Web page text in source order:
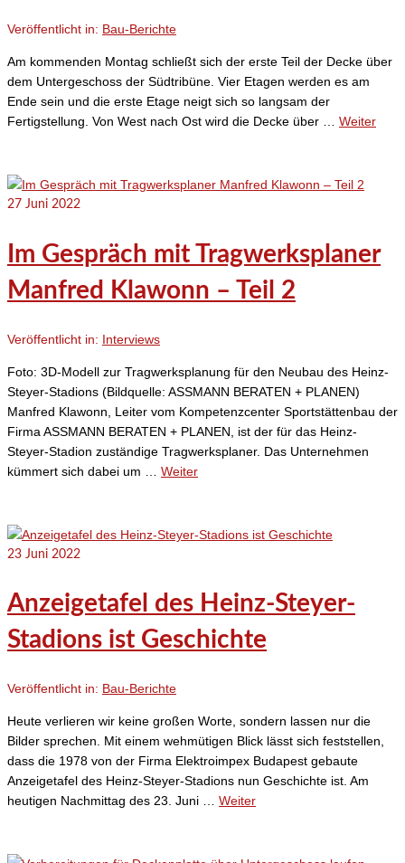
Veröffentlicht in: Bau-Berichte
Am kommenden Montag schließt sich der erste Teil der Decke über
dem Untergeschoss der Südtribüne. Vier Etagen werden es am
Ende sein und die erste Etage neigt sich so langsam der
Fertigstellung. Von West nach Ost wird die Decke über … Weiter
27 Juni 2022
Im Gespräch mit Tragwerksplaner
Manfred Klawonn – Teil 2
Veröffentlicht in: Interviews
Foto: 3D-Modell zur Tragwerksplanung für den Neubau des Heinz-
Steyer-Stadions (Bildquelle: ASSMANN BERATEN + PLANEN)
Manfred Klawonn, Leiter vom Kompetenzcenter Sportstättenbau der
Firma ASSMANN BERATEN + PLANEN, ist der für das Heinz-
Steyer-Stadion zuständige Tragwerksplaner. Das Unternehmen
kümmert sich dabei um … Weiter
23 Juni 2022
Anzeigetafel des Heinz-Steyer-
Stadions ist Geschichte
Veröffentlicht in: Bau-Berichte
Heute verlieren wir keine großen Worte, sondern lassen nur die
Bilder sprechen. Mit einem wehmütigen Blick lässt sich feststellen,
dass die 1978 von der Firma Elektroimpex Budapest gebaute
Anzeigetafel des Heinz-Steyer-Stadions nun Geschichte ist. Am
heutigen Nachmittag des 23. Juni … Weiter